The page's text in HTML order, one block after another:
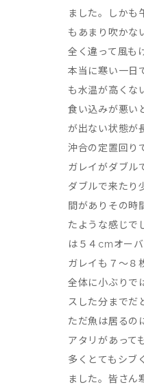
ました。しかも
もあまり吹かな
全く違って風も
本当に寒い一日
も水温が高くな
食い込みが悪い
が出ない状態が
沖合の定置回り
ガレイがダブル
ダブルで来たり
間がありその時
たような感じで
は５４cmオー
ガレイも７～８
全体に小ぶりで
スした分までだ
ただ魚は居るの
アタリがあって
多くとてもシブ
ました。皆さん